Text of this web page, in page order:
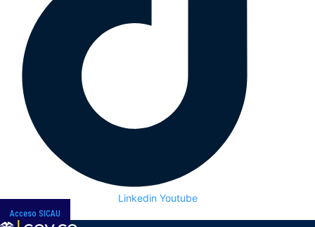
Linkedin Youtube
Acceso SICAU